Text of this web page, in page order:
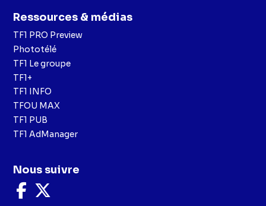
Ressources & médias
TF1 PRO Preview
Phototélé
TF1 Le groupe
TF1+
TF1 INFO
TFOU MAX
TF1 PUB
TF1 AdManager
Nous suivre
Nous
suivre